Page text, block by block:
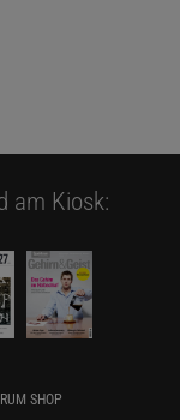
am Kiosk:
SHOP